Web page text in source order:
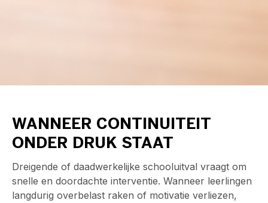
WANNEER CONTINUITEIT
ONDER DRUK STAAT
Dreigende of daadwerkelijke schooluitval vraagt om
snelle en doordachte interventie. Wanneer leerlingen
langdurig overbelast raken of motivatie verliezen,